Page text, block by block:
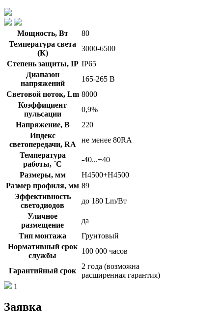
Мощность, Вт
80
Температура света
(К)
3000-6500
Степень защиты, IP IP65
Диапазон
напряжений
165-265 В
Световой поток, Lm 8000
Коэффициент
пульсации
0,9%
Напряжение, В
220
Индекс
светопередачи, RA
не менее 80RA
Температура
работы, ˚С
-40...+40
Размеры, мм
Н4500+Н4500
Размер профиля, мм 89
Эффективность
светодиодов
до 180 Lm/Вт
Уличное
размещение
да
Тип монтажа
Грунтовый
Нормативный срок
службы
100 000 часов
Гарантийный срок
2 года (возможна
расширенная гарантия)
1
Заявка